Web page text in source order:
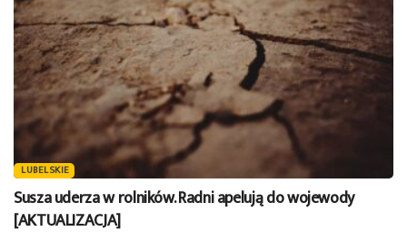
LUBELSKIE
Susza uderza w rolników. Radni apelują do wojewody
[AKTUALIZACJA]